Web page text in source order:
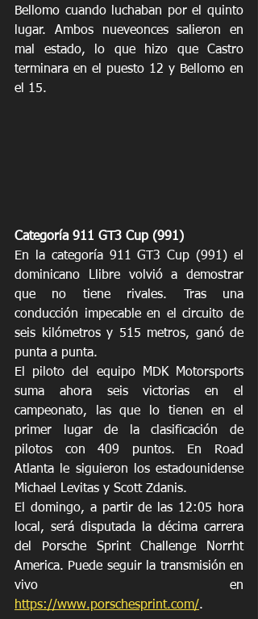
Bellomo cuando luchaban por el quinto
lugar. Ambos nueveonces salieron en
mal estado, lo que hizo que Castro
terminara en el puesto 12 y Bellomo en
el 15.
Categoría 911 GT3 Cup (991)
En la categoría 911 GT3 Cup (991) el
dominicano Llibre volvió a demostrar
que no tiene rivales. Tras una
conducción impecable en el circuito de
seis kilómetros y 515 metros, ganó de
punta a punta.
El piloto del equipo MDK Motorsports
suma ahora seis victorias en el
campeonato, las que lo tienen en el
primer lugar de la clasificación de
pilotos con 409 puntos. En Road
Atlanta le siguieron los estadounidense
Michael Levitas y Scott Zdanis.
El domingo, a partir de las 12:05 hora
local, será disputada la décima carrera
del Porsche Sprint Challenge Norrht
America. Puede seguir la transmisión en
https://www.porschesprint.com/.